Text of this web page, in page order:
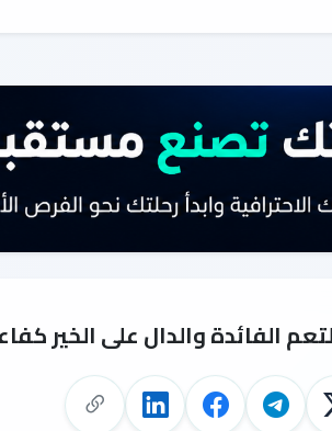
الفائدة والدال على الخير